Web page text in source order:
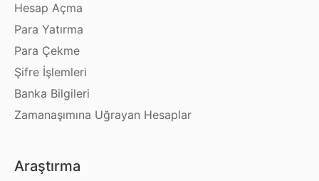
Hesap Açma
Para Yatırma
Para Çekme
Şifre İşlemleri
Banka Bilgileri
Zamanaşımına Uğrayan Hesaplar
Araştırma